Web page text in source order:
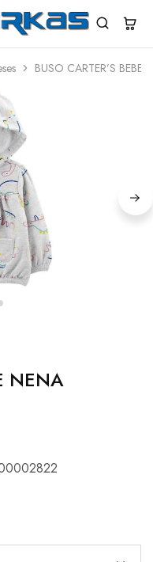
BUSO CARTER’S BEBE
NENA